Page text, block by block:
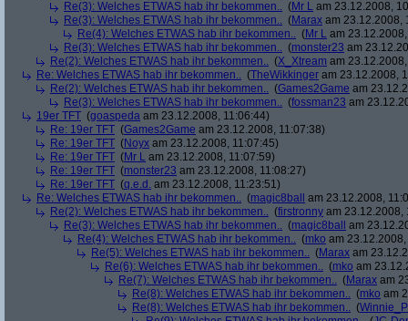
Re(3): Welches ETWAS hab ihr bekommen.. (Mr L am 23.12.2008,
Re(3): Welches ETWAS hab ihr bekommen.. (Marax am 23.12.2008,
Re(4): Welches ETWAS hab ihr bekommen.. (Mr L am
Re(3): Welches ETWAS hab ihr bekommen.. (monster23 am
Re(2): Welches ETWAS hab ihr bekommen.. (X_Xtream am
Re: Welches ETWAS hab ihr bekommen.. (TheWikkinger am 23.12.2008,
Re(2): Welches ETWAS hab ihr bekommen.. (Games2Game am
Re(3): Welches ETWAS hab ihr bekommen.. (fossman23 am
19er TFT (goaspeda am 23.12.2008, 11:06:44)
Re: 19er TFT (Games2Game am 23.12.2008, 11:07:38)
Re: 19er TFT (Noyx am 23.12.2008, 11:07:45)
Re: 19er TFT (Mr L am 23.12.2008, 11:07:59)
Re: 19er TFT (monster23 am 23.12.2008, 11:08:27)
Re: 19er TFT (q.e.d. am 23.12.2008, 11:23:51)
Re: Welches ETWAS hab ihr bekommen.. (magic8ball
am 23.12.2008,
Re(2): Welches ETWAS hab ihr bekommen.. (firstronny am 23.12.2008,
Re(3): Welches ETWAS hab ihr bekommen.. (magic8ball
am
Re(4): Welches ETWAS hab ihr bekommen.. (mko am
Re(5): Welches ETWAS hab ihr bekommen.. (Marax am
Re(6): Welches ETWAS hab ihr bekommen.. (mko am
Re(7): Welches ETWAS hab ihr bekommen.. (Marax am
Re(8): Welches ETWAS hab ihr bekommen.. (mko am
Re(8): Welches ETWAS hab ihr bekommen.. (